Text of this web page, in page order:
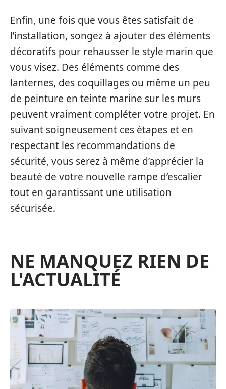
Enfin, une fois que vous êtes satisfait de
l’installation, songez à ajouter des éléments
décoratifs pour rehausser le style marin que
vous visez. Des éléments comme des
lanternes, des coquillages ou même un peu
de peinture en teinte marine sur les murs
peuvent vraiment compléter votre projet. En
suivant soigneusement ces étapes et en
respectant les recommandations de
sécurité, vous serez à même d’apprécier la
beauté de votre nouvelle rampe d’escalier
tout en garantissant une utilisation
sécurisée.
NE MANQUEZ RIEN DE
L'ACTUALITÉ